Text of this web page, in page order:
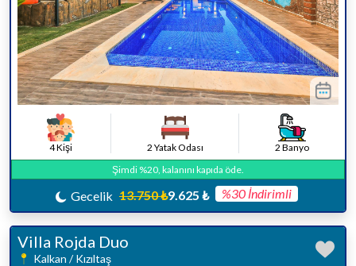
4 Kişi 2 Yatak Odası
2 Banyo
Şimdi %20, kalanını kapıda öde.
Gecelik 13.750 ₺9.625 ₺ %30 İndirimli
Villa Rojda Duo
Kalkan / Kızıltaş